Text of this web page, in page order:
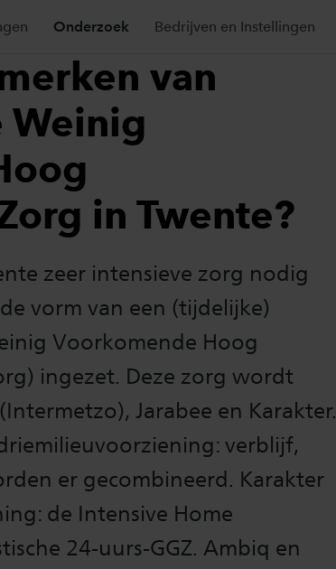
Onderzoek Bedrijven en Instellingen
van
Weinig
in Twente?
zeer intensieve zorg nodig
vorm van een (tijdelijke)
Voorkomende Hoog
ingezet. Deze zorg wordt
Jarabee en Karakter.
verblijf,
er gecombineerd. Karakter
de Intensive Home
24-uurs-GGZ. Ambiq en